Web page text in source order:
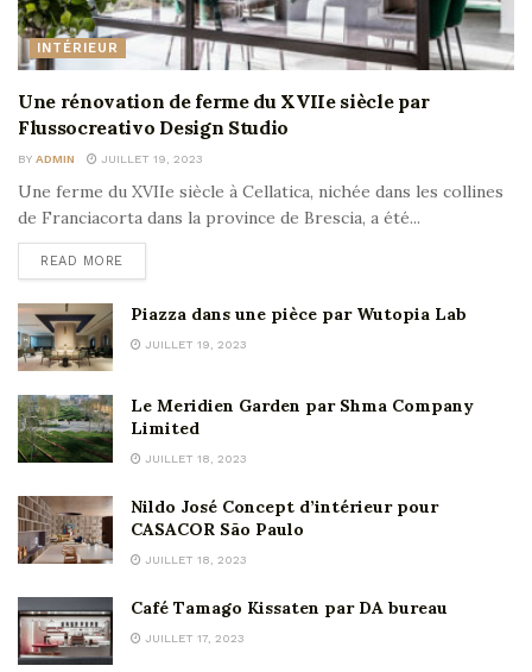
INTÉRIEUR
Une rénovation de ferme du XVIIe siècle par
Flussocreativo Design Studio
BY ADMIN JUILLET 19, 2023
Une ferme du XVIIe siècle à Cellatica, nichée dans les collines
de Franciacorta dans la province de Brescia, a été...
READ MORE
Piazza dans une pièce par Wutopia Lab
JUILLET 19, 2023
Le Meridien Garden par Shma Company
Limited
JUILLET 18, 2023
Nildo José Concept d’intérieur pour
CASACOR São Paulo
JUILLET 18, 2023
Café Tamago Kissaten par DA bureau
JUILLET 17, 2023